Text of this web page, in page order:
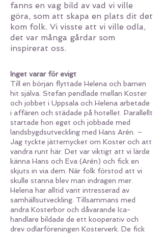
fanns en vag bild av vad vi ville
göra, som att skapa en plats dit det
kom folk. Vi visste att vi ville odla,
det var många gårdar som
inspirerat oss.
Inget varar för evigt
Till en början flyttade Helena och barnen
hit själva. Stefan pendlade mellan Koster
och jobbet i Uppsala och Helena arbetade
i affären och städade på hotellet. Parallellt
startade hon eget och jobbade med
landsbygdsutveckling med Hans Arén. –
Jag tyckte jättemycket om Koster och att
vandra runt här. Det var viktigt att vi lärde
känna Hans och Eva (Arén) och fick en
skjuts in via dem. När folk förstod att vi
skulle stanna blev man indragen mer.
Helena har alltid varit intresserad av
samhällsutveckling. Tillsammans med
andra Kosterbor och dåvarande Ica-
handlare bildade de ett kooperativ och
drev odlarföreningen Kosterverk. De fick